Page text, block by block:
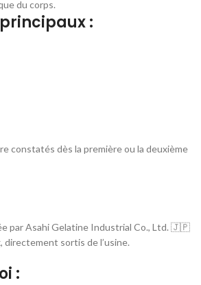
du corps.
:
constatés dès la première ou la deuxième
par Asahi Gelatine Industrial Co., Ltd. 🇯🇵
directement sortis de l’usine.
: